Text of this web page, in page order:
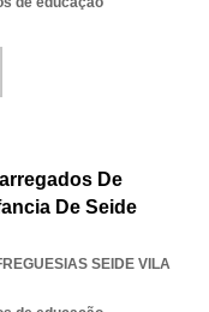
De
De Seide
SEIDE VILA